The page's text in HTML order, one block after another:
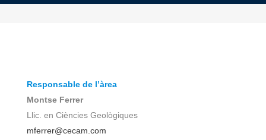
Responsable de l’àrea
Montse Ferrer
Llic. en Ciències Geològiques
mferrer@cecam.com